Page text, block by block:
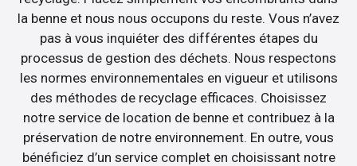
la benne et nous nous occupons du reste. Vous n’avez
pas à vous inquiéter des différentes étapes du
processus de gestion des déchets. Nous respectons
les normes environnementales en vigueur et utilisons
des méthodes de recyclage efficaces. Choisissez
notre service de location de benne et contribuez à la
préservation de notre environnement. En outre, vous
bénéficiez d’un service complet en choisissant notre